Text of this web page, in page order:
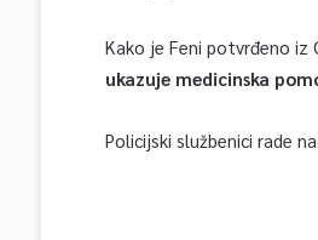
Kako je Feni potvrđeno iz
ukazuje medicinska
Policijski službenici rade